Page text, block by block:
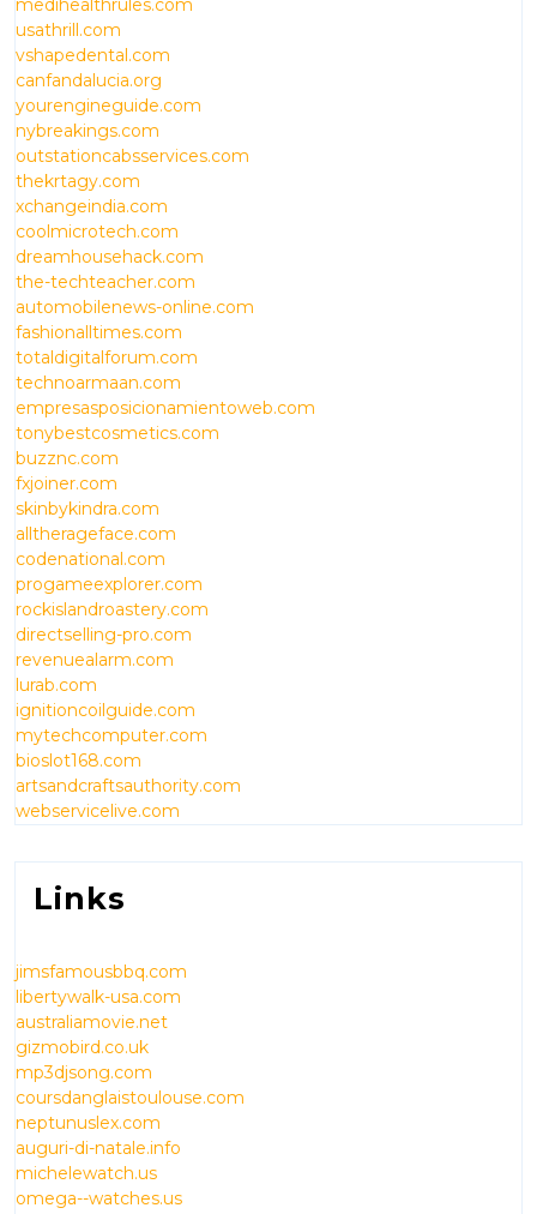
medihealthrules.com
usathrill.com
vshapedental.com
canfandalucia.org
yourengineguide.com
nybreakings.com
outstationcabsservices.com
thekrtagy.com
xchangeindia.com
coolmicrotech.com
dreamhousehack.com
the-techteacher.com
automobilenews-online.com
fashionalltimes.com
totaldigitalforum.com
technoarmaan.com
empresasposicionamientoweb.com
tonybestcosmetics.com
buzznc.com
fxjoiner.com
skinbykindra.com
alltherageface.com
codenational.com
progameexplorer.com
rockislandroastery.com
directselling-pro.com
revenuealarm.com
lurab.com
ignitioncoilguide.com
mytechcomputer.com
bioslot168.com
artsandcraftsauthority.com
webservicelive.com
Links
jimsfamousbbq.com
libertywalk-usa.com
australiamovie.net
gizmobird.co.uk
mp3djsong.com
coursdanglaistoulouse.com
neptunuslex.com
auguri-di-natale.info
michelewatch.us
omega--watches.us